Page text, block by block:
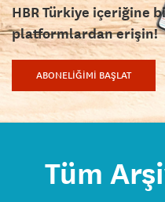
HBR Türkiye içeriğine
platformlardan erişin!
ABONELİĞİMİ BAŞLAT
Tüm